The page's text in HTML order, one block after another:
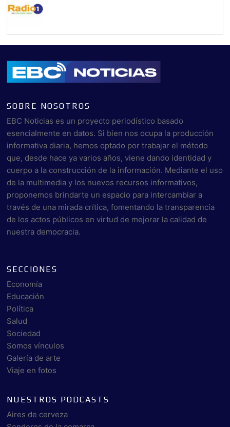
SOBRE NOSOTROS
EBC Noticias es un proyecto periodístico basado
esencialmente en datos. Si bien nos ocupa la producción
informativa diaria, hemos optado por trabajar el método
que, desde hace ya varios años, viene dando identidad y
cuerpo a la construcción de la información. Mediante el uso
de la multimedia y los nuevos recursos informativos,
proponemos brindarte un espacio para intercambiar a
través de una mirada crítica, fomentando la transparencia
de los actos públicos en virtud de mejorar la calidad de
nuestra democracia.
SECCIONES
Economía
Educación
Política
Salud
Sociedad
Somos vínculos
Galería de arte
Viaje en fotos
NUESTROS PODCASTS
Aires de cerveza